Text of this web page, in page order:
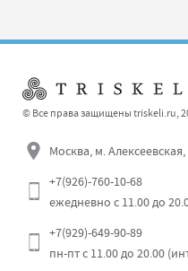
© Все права защищены triskeli.ru,
Москва, м.
+7(926)-760-10-68
ежедневно с 11.00 до
+7(929)-649-90-89
пн-пт с 11.00 до 20.00